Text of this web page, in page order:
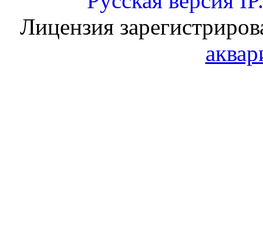
Лицензия